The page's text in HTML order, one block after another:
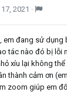
2021 ·
em đang sử dụng
tác nào đó bị lỗi
xíu lại không
thành cảm ơn
zoom giúp em